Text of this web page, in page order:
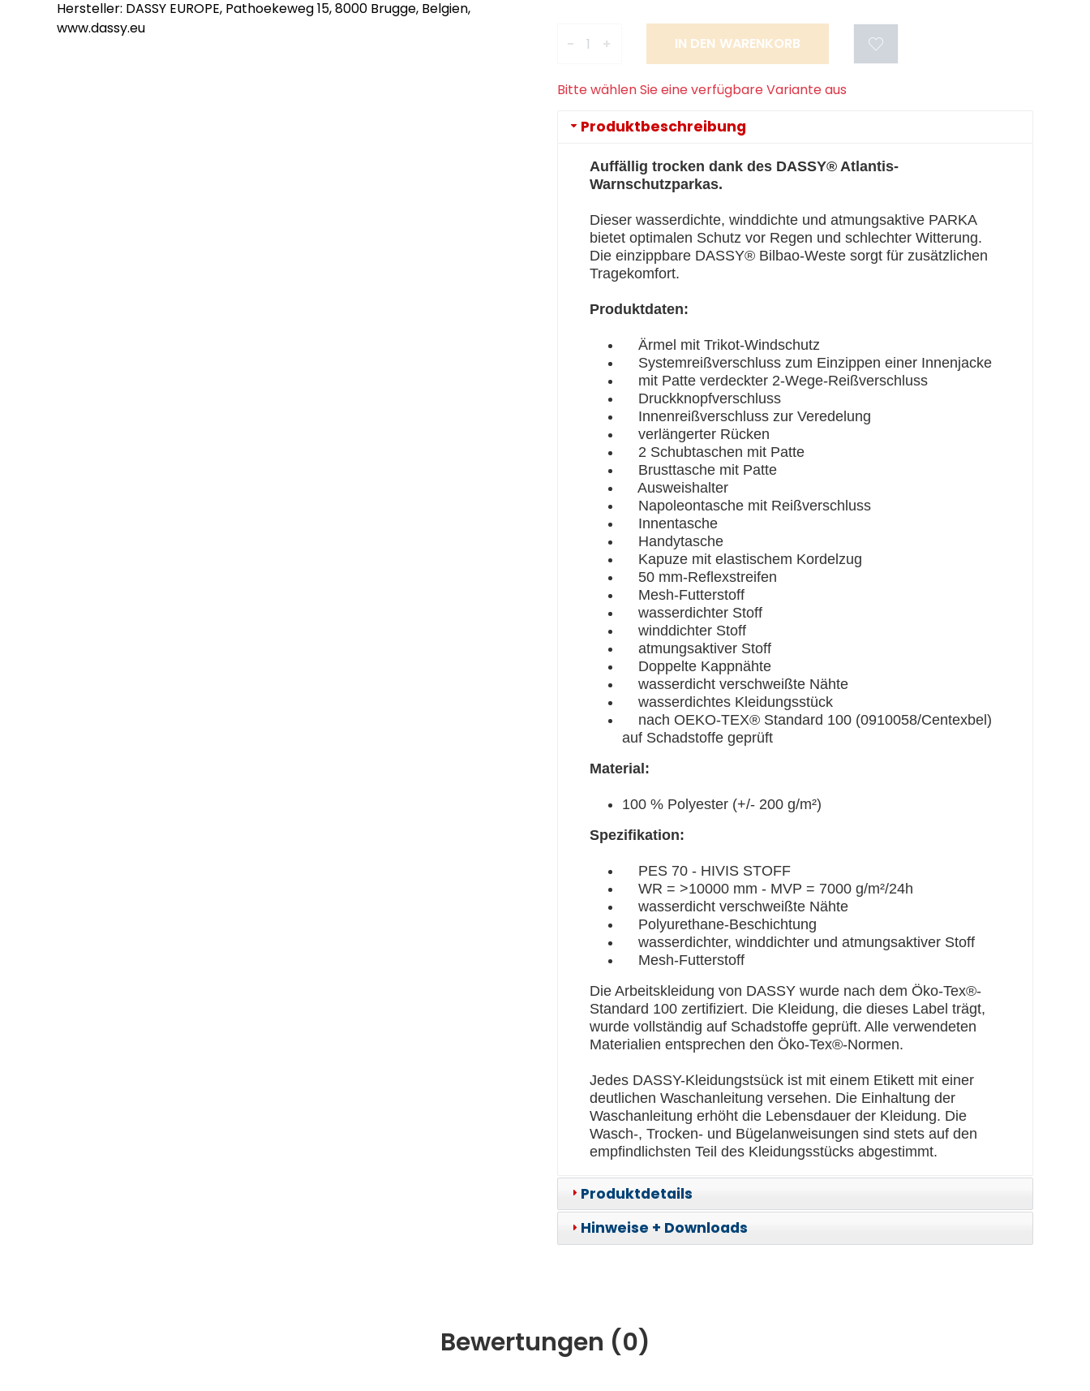
Hersteller: DASSY EUROPE, Pathoekeweg 15, 8000 Brugge, Belgien,
www.dassy.eu
-
+
Bitte wählen Sie eine verfügbare Variante aus
Produktbeschreibung
Auffällig trocken dank des DASSY® Atlantis-
Warnschutzparkas.
Dieser wasserdichte, winddichte und atmungsaktive PARKA
bietet optimalen Schutz vor Regen und schlechter Witterung.
Die einzippbare DASSY® Bilbao-Weste sorgt für zusätzlichen
Tragekomfort.
Produktdaten:
Ärmel mit Trikot-Windschutz
Systemreißverschluss zum Einzippen einer Innenjacke
mit Patte verdeckter 2-Wege-Reißverschluss
Druckknopfverschluss
Innenreißverschluss zur Veredelung
verlängerter Rücken
2 Schubtaschen mit Patte
Brusttasche mit Patte
Ausweishalter
Napoleontasche mit Reißverschluss
Innentasche
Handytasche
Kapuze mit elastischem Kordelzug
50 mm-Reflexstreifen
Mesh-Futterstoff
wasserdichter Stoff
winddichter Stoff
atmungsaktiver Stoff
Doppelte Kappnähte
wasserdicht verschweißte Nähte
wasserdichtes Kleidungsstück
nach OEKO-TEX® Standard 100 (0910058/Centexbel)
auf Schadstoffe geprüft
Material:
100 % Polyester (+/- 200 g/m²)
Spezifikation:
PES 70 - HIVIS STOFF
WR = >10000 mm - MVP = 7000 g/m²/24h
wasserdicht verschweißte Nähte
Polyurethane-Beschichtung
wasserdichter, winddichter und atmungsaktiver Stoff
Mesh-Futterstoff
Die Arbeitskleidung von DASSY wurde nach dem Öko-Tex®-
Standard 100 zertifiziert. Die Kleidung, die dieses Label trägt,
wurde vollständig auf Schadstoffe geprüft. Alle verwendeten
Materialien entsprechen den Öko-Tex®-Normen.
Jedes DASSY-Kleidungstsück ist mit einem Etikett mit einer
deutlichen Waschanleitung versehen. Die Einhaltung der
Waschanleitung erhöht die Lebensdauer der Kleidung. Die
Wasch-, Trocken- und Bügelanweisungen sind stets auf den
empfindlichsten Teil des Kleidungsstücks abgestimmt.
Produktdetails
Hinweise + Downloads
Bewertungen (0)